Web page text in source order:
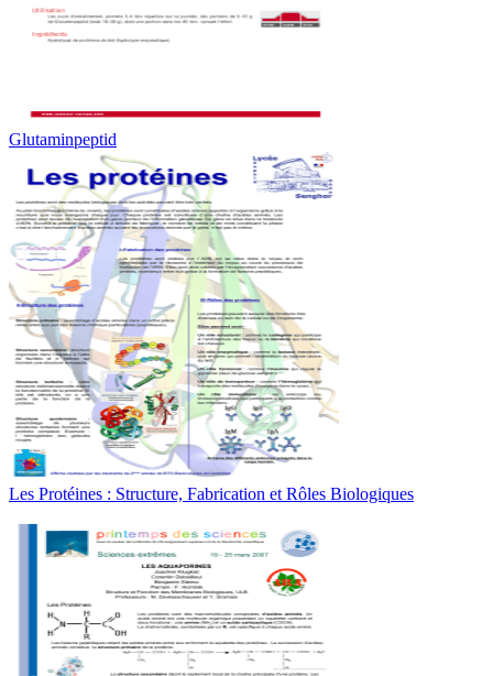
Glutaminpeptid
Les Protéines : Structure, Fabrication et Rôles Biologiques